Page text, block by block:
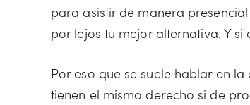
para asistir de manera
por lejos tu mejor alternativa. Y
Por eso que se suele hablar en la
tienen el mismo derecho si de